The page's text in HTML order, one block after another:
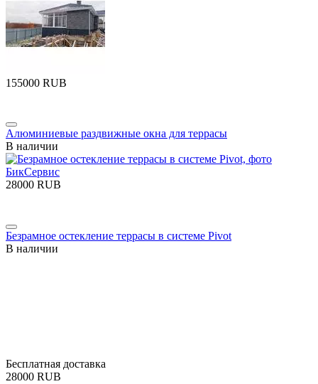
‍155000‍ RUB
Алюминиевые раздвижные окна для террасы
В наличии
‍28000‍ RUB
Безрамное остекление террасы в системе Pivot
В наличии
Бесплатная доставка
‍28000‍ RUB